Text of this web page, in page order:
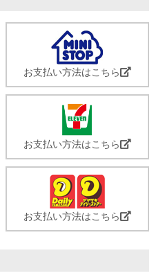
お支払い方法はこちら
お支払い方法はこちら
お支払い方法はこちら